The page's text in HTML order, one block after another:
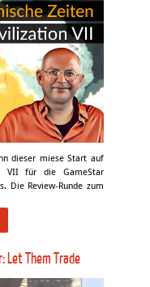
dieser miese Start auf
VII für die GameStar
Die Review-Runde zum
Let Them Trade